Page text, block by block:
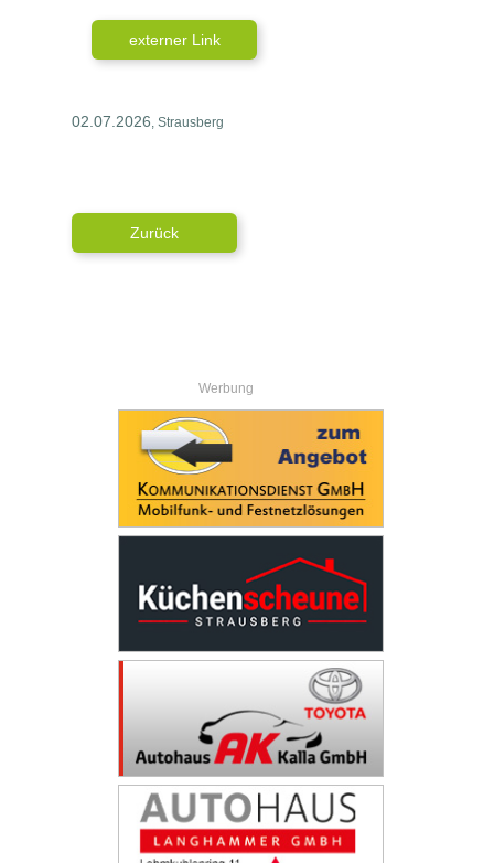
externer Link
02.07.2026, Strausberg
Zurück
Werbung